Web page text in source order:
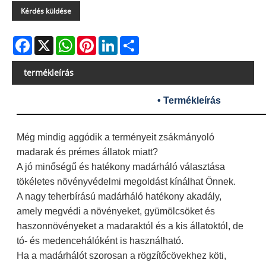
Kérdés küldése
Facebook
X WhatsAppPinterestLinkedIn
termékleírás
• Termékleírás
Még mindig aggódik a terményeit zsákmányoló
madarak és prémes állatok miatt?
A jó minőségű és hatékony madárháló választása
tökéletes növényvédelmi megoldást kínálhat Önnek.
A nagy teherbírású madárháló hatékony akadály,
amely megvédi a növényeket, gyümölcsöket és
haszonnövényeket a madaraktól és a kis állatoktól, de
tó- és medencehálóként is használható.
Ha a madárhálót szorosan a rögzítőcövekhez köti,